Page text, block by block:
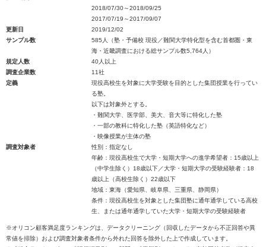
2018/07/30～2018/09/25
2017/07/19～2017/09/07
更新日
2019/12/02
サンプル数
585人（塾・予備校 現役／難関大学特化型を含む首都圏・東
海・近畿調査における総サンプル数5,764人）
規定人数
40人以上
調査企業数
11社
定義
現役高校生を対象に大学受験を目的とした集団授業を行ってい
る塾。
以下は対象外とする。
・難関大学、医学部、美大、音大等に特化した塾
・一部の教科に特化した塾（英語特化など）
・映像授業が主体の塾
調査対象者
性別：指定なし
年齢：現役高校生で大学・短期大学への進学希望者：15歳以上
（中学生除く）18歳以下／大学・短期大学の受験経験者：18
歳以上（高校生除く）22歳以下
地域：東海（愛知県、岐阜県、三重県、静岡県）
条件：現役高校生を対象とした集団塾に通年通学している高校
生、または通年通学していた大学・短期大学の受験経験者
※オリコン顧客満足度ランキングは、データクリーニング（回収したデータから不正回答や異
常値を排除）および調査対象者条件から外れた回答を除外した上で作成しています。